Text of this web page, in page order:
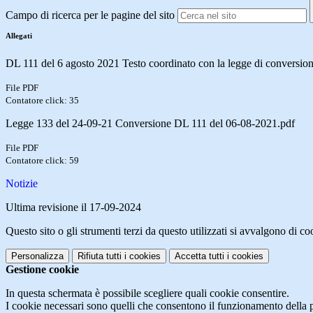
Campo di ricerca per le pagine del sito
Allegati
DL 111 del 6 agosto 2021 Testo coordinato con la legge di
File PDF
Contatore click: 35
Legge 133 del 24-09-21 Conversione DL 111 del 06-08-2021.pdf
File PDF
Contatore click: 59
Notizie
Ultima revisione il 17-09-2024
Questo sito o gli strumenti terzi da questo utilizzati si avvalgono di
Personalizza Rifiuta tutti i cookies Accetta tutti i cookies
Gestione cookie
In questa schermata è possibile scegliere quali cookie consentire.
I cookie necessari sono quelli che consentono il funzionamento